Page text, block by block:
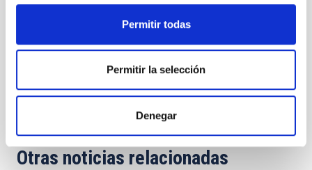
Permitir todas
Permitir la selección
Denegar
OBSERVATORIOS DE CANARIAS
Divulgación Público general
Otras noticias relacionadas